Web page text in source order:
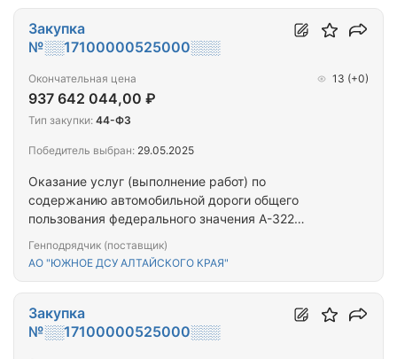
- км 0+650 и искусственных дорожных
сооружений на ней, Алтайский край
Оказание услуг (выполнение работ) по
содержанию автомобильной дороги общего
пользования федерального значения А-322
Казахстан км 12+211 – км 298+164, км 303+440 –
сооружений на ней, Алтайский край.
Генподрядчик (поставщик)
АО "ЮЖНОЕ ДСУ АЛТАЙСКОГО КРАЯ"
Закупка
№░░17100000525000░░░
Окончательная цена
937 642 044,00 ₽
13 (+0)
Тип закупки: 44-ФЗ
Победитель выбран: 29.05.2025
Закупка
№░░17100000525000░░░